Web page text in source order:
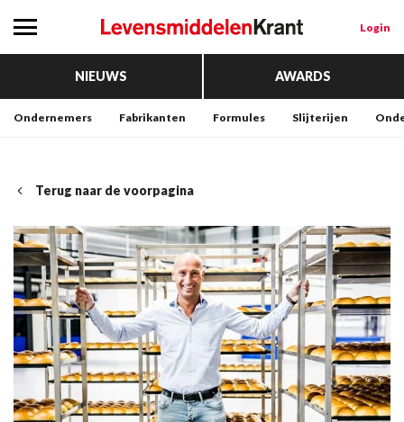
Login
NIEUWS AWARDS
Ondernemers Fabrikanten Formules Slijterijen
Terug naar de voorpagina